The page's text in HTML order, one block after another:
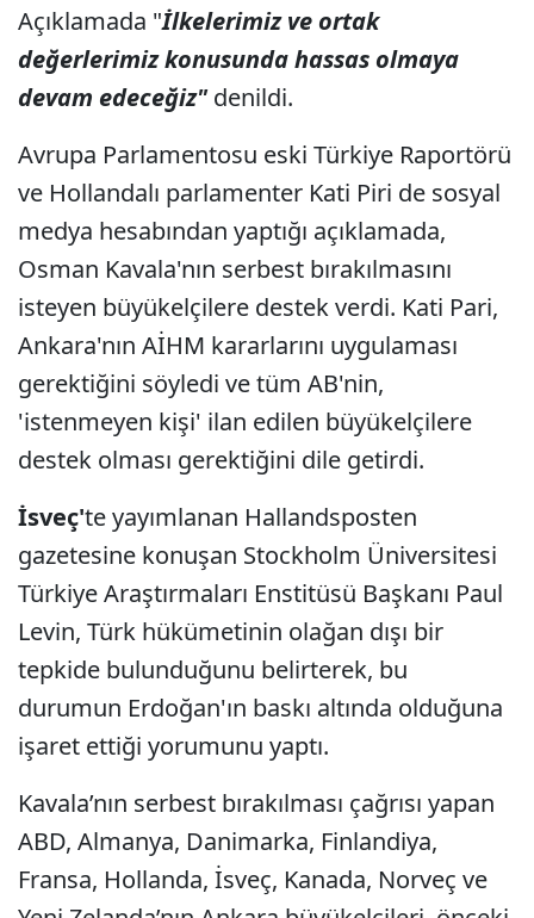
Açıklamada "İlkelerimiz ve ortak
değerlerimiz konusunda hassas olmaya
devam edeceğiz"denildi.
Avrupa Parlamentosu eski Türkiye Raportörü
ve Hollandalı parlamenter Kati Piri de sosyal
medya hesabından yaptığı açıklamada,
Osman Kavala'nın serbest bırakılmasını
isteyen büyükelçilere destek verdi. Kati Pari,
Ankara'nın AİHM kararlarını uygulaması
gerektiğini söyledi ve tüm AB'nin,
'istenmeyen kişi' ilan edilen büyükelçilere
destek olması gerektiğini dile getirdi.
İsveç'te yayımlanan Hallandsposten
gazetesine konuşan Stockholm Üniversitesi
Türkiye Araştırmaları Enstitüsü Başkanı Paul
Levin, Türk hükümetinin olağan dışı bir
tepkide bulunduğunu belirterek, bu
durumun Erdoğan'ın baskı altında olduğuna
işaret ettiği yorumunu yaptı.
Kavala’nın serbest bırakılması çağrısı yapan
ABD, Almanya, Danimarka, Finlandiya,
Fransa, Hollanda, İsveç, Kanada, Norveç ve